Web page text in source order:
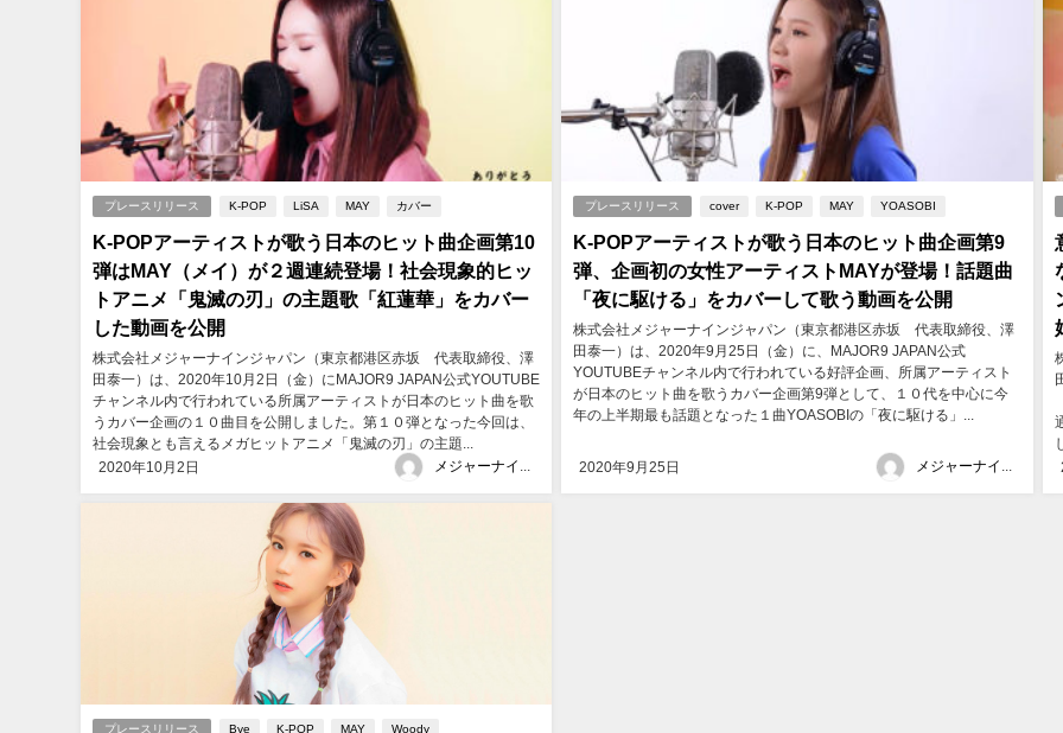
プレースリリース K-POP LiSA MAY カバー
K-POPアーティストが歌う日本のヒット曲企画第10
弾はMAY（メイ）が２週連続登場！社会現象的ヒッ
トアニメ「鬼滅の刃」の主題歌「紅蓮華」をカバー
した動画を公開
株式会社メジャーナインジャパン（東京都港区赤坂 代表取締役、澤
田泰一）は、2020年10月2日（金）にMAJOR9 JAPAN公式YOUTUBE
チャンネル内で行われている所属アーティストが日本のヒット曲を歌
うカバー企画の１０曲目を公開しました。第１０弾となった今回は、
社会現象とも言えるメガヒットアニメ「鬼滅の刃」の主題...
2020年10月2日
プレースリリース cover K-POP MAY YOASOBI
K-POPアーティストが歌う日本のヒット曲企画第9
弾、企画初の女性アーティストMAYが登場！話題曲
「夜に駆ける」をカバーして歌う動画を公開
株式会社メジャーナインジャパン（東京都港区赤坂 代表取締役、澤
田泰一）は、2020年9月25日（金）に、MAJOR9 JAPAN公式
YOUTUBEチャンネル内で行われている好評企画、所属アーティスト
が日本のヒット曲を歌うカバー企画第9弾として、１０代を中心に今
年の上半期最も話題となった１曲YOASOBIの「夜に駆ける」...
2020年9月25日
プレースリリース Bye K-POP MAY Woody